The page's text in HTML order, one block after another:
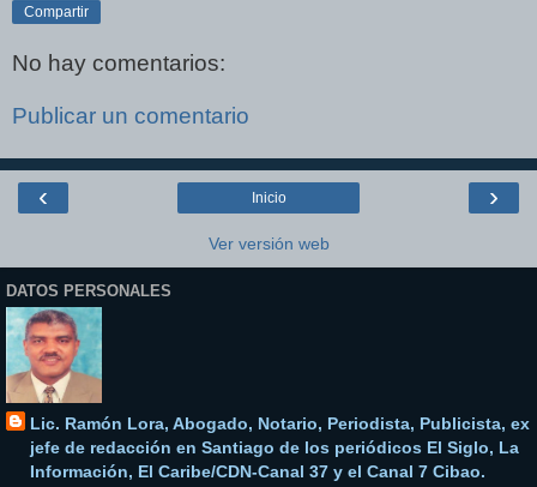
Compartir
No hay comentarios:
Publicar un comentario
‹ ›
Inicio
Ver versión web
DATOS PERSONALES
Lic. Ramón Lora, Abogado, Notario, Periodista, Publicista, ex
jefe de redacción en Santiago de los periódicos El Siglo, La
Información, El Caribe/CDN-Canal 37 y el Canal 7 Cibao.